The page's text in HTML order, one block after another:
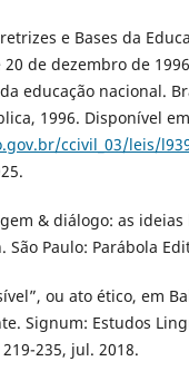
e Bases da
20 de dezembro de
educação nacional.
1996. Disponível
ccivil_03/leis/
& diálogo: as
Paulo: Parábola
ou ato ético, em
Signum: Estudos
235, jul. 2018.